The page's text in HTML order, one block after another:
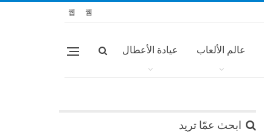
عالم الألعاب عيادة الأعطال
ابحث عمّا تريد